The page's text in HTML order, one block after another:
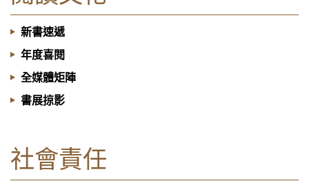
新書速遞
年度喜閱
全媒體矩陣
書展掠影
社會責任